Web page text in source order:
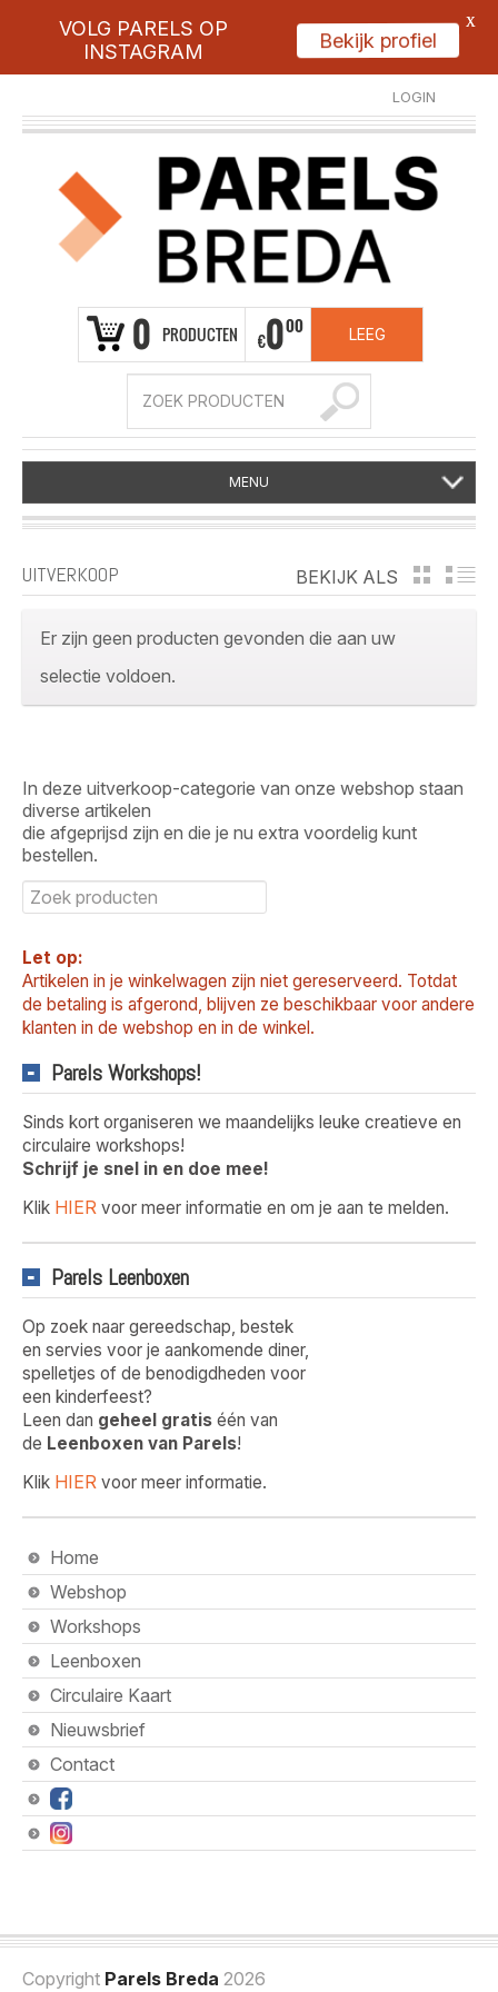
LOGIN
REGISTREER
0 PRODUCTEN €000 LEEG
MENU
UITVERKOOP BEKIJK ALS GRID
Er zijn geen producten gevonden die aan uw
selectie voldoen.
In deze uitverkoop-categorie van onze webshop staan
diverse artikelen
die afgeprijsd zijn en die je nu extra voordelig kunt
bestellen.
Let op:
Artikelen in je winkelwagen zijn niet gereserveerd. Totdat
de betaling is afgerond, blijven ze beschikbaar voor andere
klanten in de webshop en in de winkel.
Parels Workshops!
Sinds kort organiseren we maandelijks leuke creatieve en
circulaire workshops!
Schrijf je snel in en doe mee!
Klik HIER voor meer informatie en om je aan te melden.
Parels Leenboxen
Op zoek naar gereedschap, bestek
en servies voor je aankomende diner,
spelletjes of de benodigdheden voor
een kinderfeest?
Leen dan geheel gratis één van
de Leenboxen van Parels!
Klik HIER voor meer informatie.
Home
Webshop
Workshops
Leenboxen
Circulaire Kaart
Nieuwsbrief
Contact
Copyright Parels Breda 2026
VOLG PARELS OP
INSTAGRAM
Bekijk profiel
X